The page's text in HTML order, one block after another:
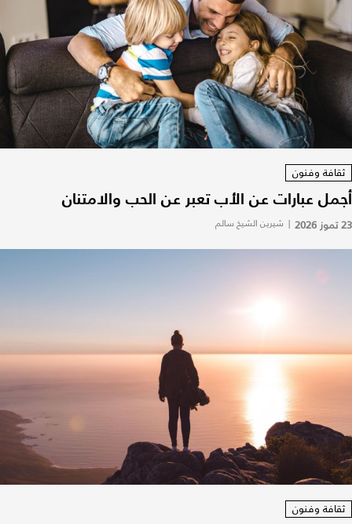
ثقافة وفنون
أجمل عبارات عن الأب تعبر عن الحب والامتنان
23 تموز 2026 | شيرين الشيخ سالم
ثقافة وفنون